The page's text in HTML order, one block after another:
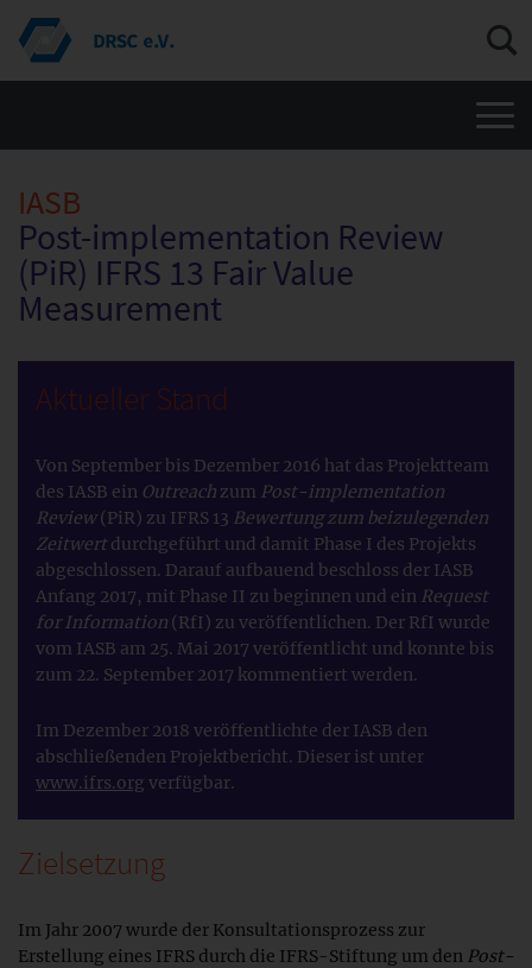
IASB
Post-implementation Review
(PiR) IFRS 13 Fair Value
Measurement
Aktueller Stand
Von September bis Dezember 2016 hat das Projektteam
des IASB ein Outreach zum Post-implementation
Review(PiR) zu IFRS 13 Bewertung zum beizulegenden
Zeitwertdurchgeführt und damit Phase I des Projekts
abgeschlossen. Darauf aufbauend beschloss der IASB
Anfang 2017, mit Phase II zu beginnen und ein Request
for Information (RfI) zu veröffentlichen. Der RfI wurde
vom IASB am 25. Mai 2017 veröffentlicht und konnte bis
zum 22. September 2017 kommentiert werden.
Im Dezember 2018 veröffentlichte der IASB den
abschließenden Projektbericht. Dieser ist unter
www.ifrs.org verfügbar.
Zielsetzung
Im Jahr 2007 wurde der Konsultationsprozess zur
Erstellung eines IFRS durch die IFRS-Stiftung um den Post-